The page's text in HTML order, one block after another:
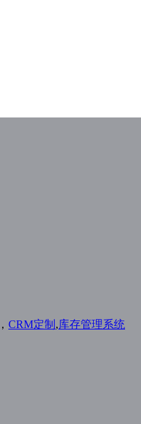
， CRM定制 ,库存管理系统